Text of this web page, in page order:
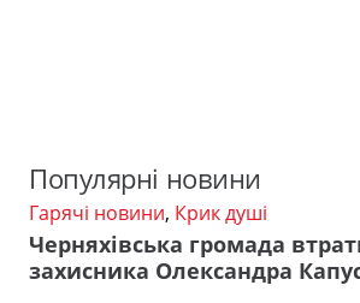
Популярні новини
Гарячі новини, Крик душі
Черняхівська громада
захисника Олександра